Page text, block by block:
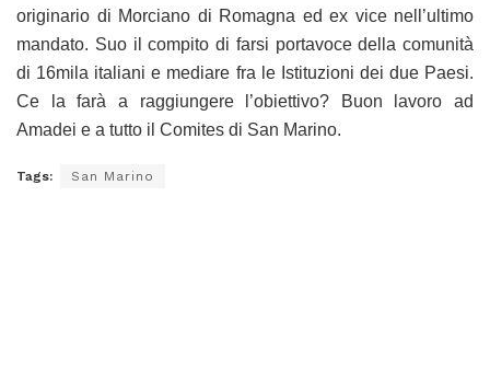
originario di Morciano di Romagna ed ex vice nell’ultimo
mandato. Suo il compito di farsi portavoce della comunità
di 16mila italiani e mediare fra le Istituzioni dei due Paesi.
Ce la farà a raggiungere l’obiettivo? Buon lavoro ad
Amadei e a tutto il Comites di San Marino.
Tags: San Marino